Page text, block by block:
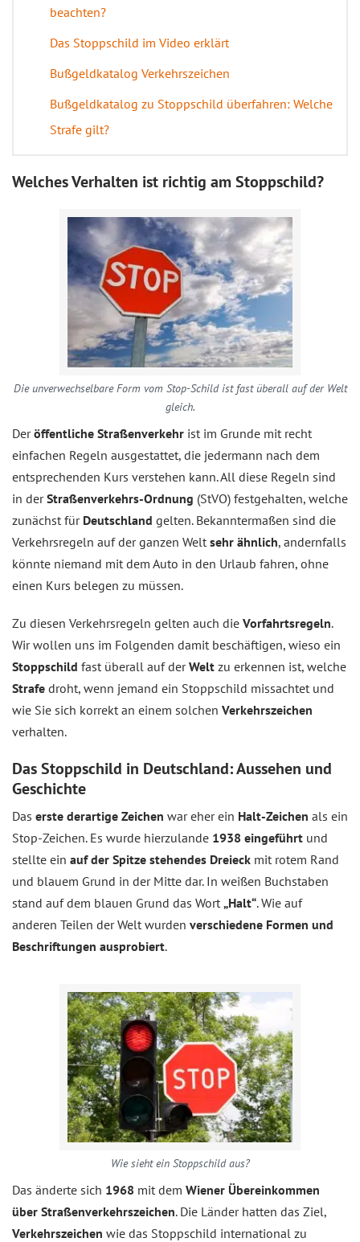
beachten?
Das Stoppschild im Video erklärt
Bußgeldkatalog Verkehrszeichen
Bußgeldkatalog zu Stoppschild überfahren: Welche
Strafe gilt?
Welches Verhalten ist richtig am Stoppschild?
Die unverwechselbare Form vom Stop-Schild ist fast überall auf der Welt
gleich.
Deröffentliche Straßenverkehr ist im Grunde mit recht
einfachen Regeln ausgestattet, die jedermann nach dem
entsprechenden Kurs verstehen kann. All diese Regeln sind
in derStraßenverkehrs-Ordnung (StVO) festgehalten, welche
zunächst für Deutschland gelten. Bekanntermaßen sind die
Verkehrsregeln auf der ganzen Welt sehr ähnlich, andernfalls
könnte niemand mit dem Auto in den Urlaub fahren, ohne
einen Kurs belegen zu müssen.
Zu diesen Verkehrsregeln gelten auch die Vorfahrtsregeln.
Wir wollen uns im Folgenden damit beschäftigen, wieso ein
Stoppschild fast überall auf derWelt zu erkennen ist, welche
Strafe droht, wenn jemand ein Stoppschild missachtet und
wie Sie sich korrekt an einem solchen Verkehrszeichen
verhalten.
Das Stoppschild in Deutschland: Aussehen und
Geschichte
Das erste derartige Zeichen war eher ein Halt-Zeichen als ein
Stop-Zeichen. Es wurde hierzulande 1938 eingeführt und
stellte ein auf der Spitze stehendes Dreieck mit rotem Rand
und blauem Grund in der Mitte dar. In weißen Buchstaben
stand auf dem blauen Grund das Wort „Halt“. Wie auf
anderen Teilen der Welt wurden verschiedene Formen und
Beschriftungen ausprobiert.
Wie sieht ein Stoppschild aus?
Das änderte sich 1968 mit dem Wiener Übereinkommen
über Straßenverkehrszeichen. Die Länder hatten das Ziel,
Verkehrszeichen wie das Stoppschild international zu